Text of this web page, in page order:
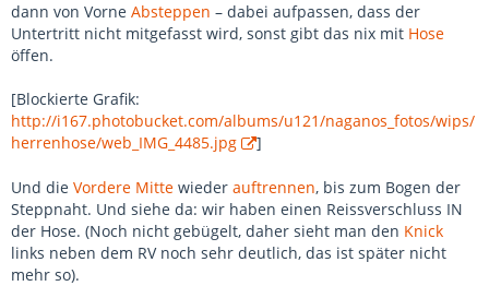
dann von Vorne Absteppen – dabei aufpassen, dass der
Untertritt nicht mitgefasst wird, sonst gibt das nix mit Hose
öffen.
[Blockierte Grafik:
http://i167.photobucket.com/albums/u121/naganos_fotos/wips/
herrenhose/web_IMG_4485.jpg
]
Und die Vordere Mitte wieder auftrennen, bis zum Bogen der
Steppnaht. Und siehe da: wir haben einen Reissverschluss IN
der Hose. (Noch nicht gebügelt, daher sieht man den Knick
links neben dem RV noch sehr deutlich, das ist später nicht
mehr so).